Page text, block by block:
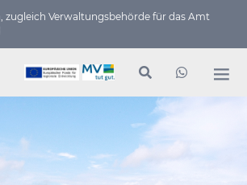
zugleich Verwaltungs­behörde für das Amt